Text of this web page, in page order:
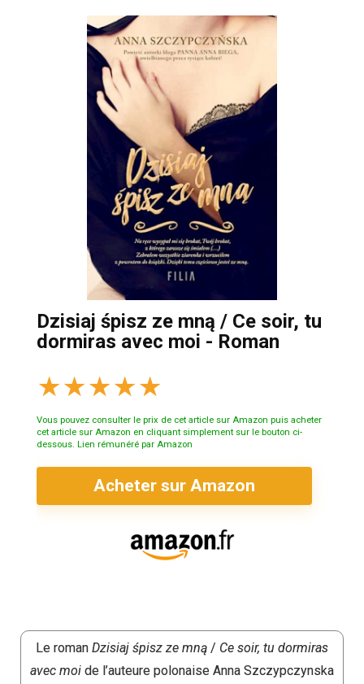
Dzisiaj śpisz ze mną / Ce soir, tu
dormiras avec moi - Roman
★★★★★
Vous pouvez consulter le prix de cet article sur Amazon puis acheter
cet article sur Amazon en cliquant simplement sur le bouton ci-
dessous. Lien rémunéré par Amazon
Acheter sur Amazon
Le roman Dzisiaj śpisz ze mną / Ce soir, tu dormiras
avec moi de l’auteure polonaise Anna Szczypczynska